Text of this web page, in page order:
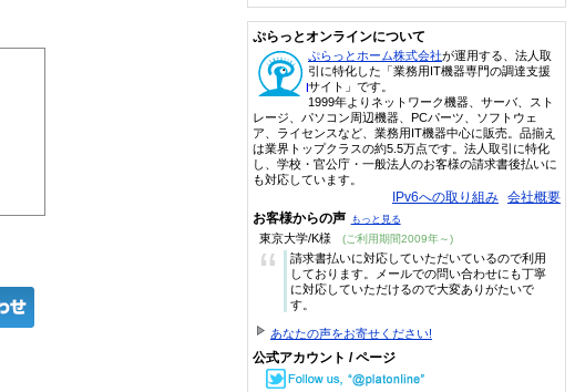
ぷらっとオンラインについて
ぷらっとホーム株式会社が運用する、法人取
引に特化した「業務用IT機器専門の調達支援
サイト」です。
1999年よりネットワーク機器、サーバ、スト
レージ、パソコン周辺機器、PCパーツ、ソフトウェ
ア、ライセンスなど、業務用IT機器中心に販売。品揃え
は業界トップクラスの約5.5万点です。法人取引に特化
し、学校・官公庁・一般法人のお客様の請求書後払いに
も対応しています。
IPv6への取り組み 会社概要
お客様からの声 もっと見る
東京大学/K様 (ご利用期間2009年～)
“
請求書払いに対応していただいているので利用
しております。メールでの問い合わせにも丁寧
に対応していただけるので大変ありがたいで
す。
あなたの声をお寄せください!
公式アカウント / ページ